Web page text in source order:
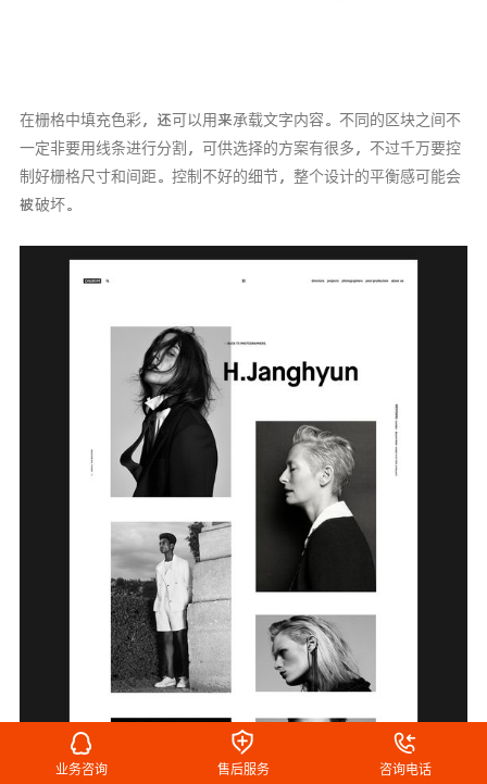
在栅格中填充色彩，还可以用来承载文字内容。不同的区块之间不
一定非要用线条进行分割，可供选择的方案有很多，不过千万要控
制好栅格尺寸和间距。控制不好的细节，整个设计的平衡感可能会
被破坏。
业务咨询 售后服务 咨询电话